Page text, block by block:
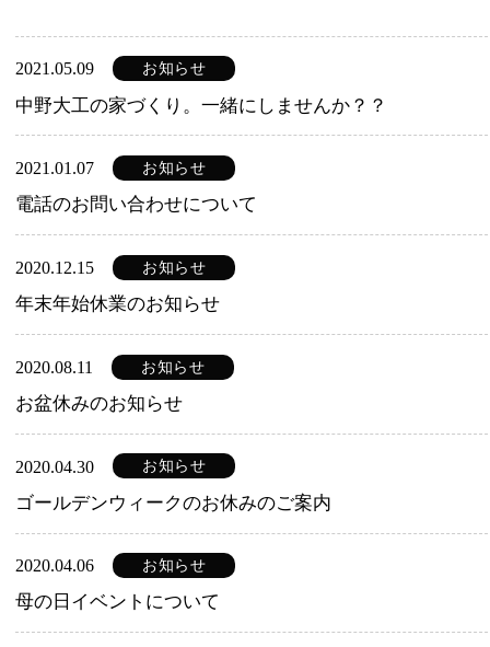
2021.05.09 お知らせ
中野大工の家づくり。一緒にしませんか？？
2021.01.07 お知らせ
電話のお問い合わせについて
2020.12.15 お知らせ
年末年始休業のお知らせ
2020.08.11 お知らせ
お盆休みのお知らせ
2020.04.30 お知らせ
ゴールデンウィークのお休みのご案内
2020.04.06 お知らせ
母の日イベントについて